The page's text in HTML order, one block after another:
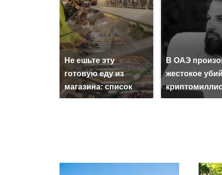
Не ешьте эту
готовую еду из
магазина: список
В ОАЭ
жестокое